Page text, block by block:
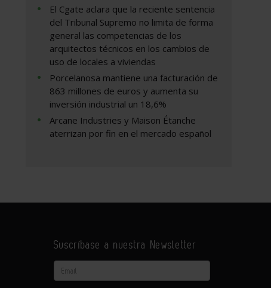
El Cgate aclara que la reciente sentencia
del Tribunal Supremo no limita de forma
general las competencias de los
arquitectos técnicos en los cambios de
uso de locales a viviendas
Porcelanosa mantiene una facturación de
863 millones de euros y aumenta su
inversión industrial un 18,6%
Arcane Industries y Maison Étanche
aterrizan por fin en el mercado español
Suscríbase a nuestra Newsletter
Email